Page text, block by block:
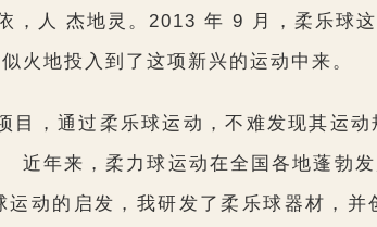
，人 杰地灵。2013 年 9 月，柔乐球
火地投入到了这项新兴的运动中来。
目，通过柔乐球运动，不难发现其运
近年来，柔力球运动在全国各地蓬勃
动的启发，我研发了柔乐球器材，